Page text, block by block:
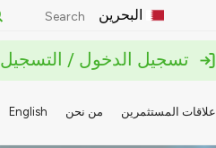
البحرين
تسجيل الدخول / التسجيل
علاقات المستثمرين من نحن English